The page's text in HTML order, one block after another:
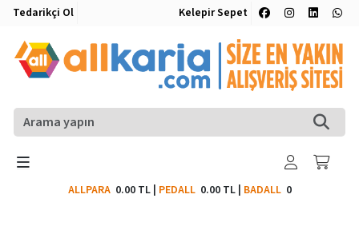
Tedarikçi Ol Kelepir Sepet
ALLPARA 0.00 TL| PEDALL 0.00 TL| BADALL0